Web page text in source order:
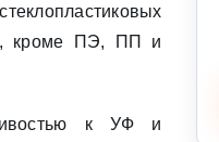
кроме ПЭ, ПП и
к УФ и